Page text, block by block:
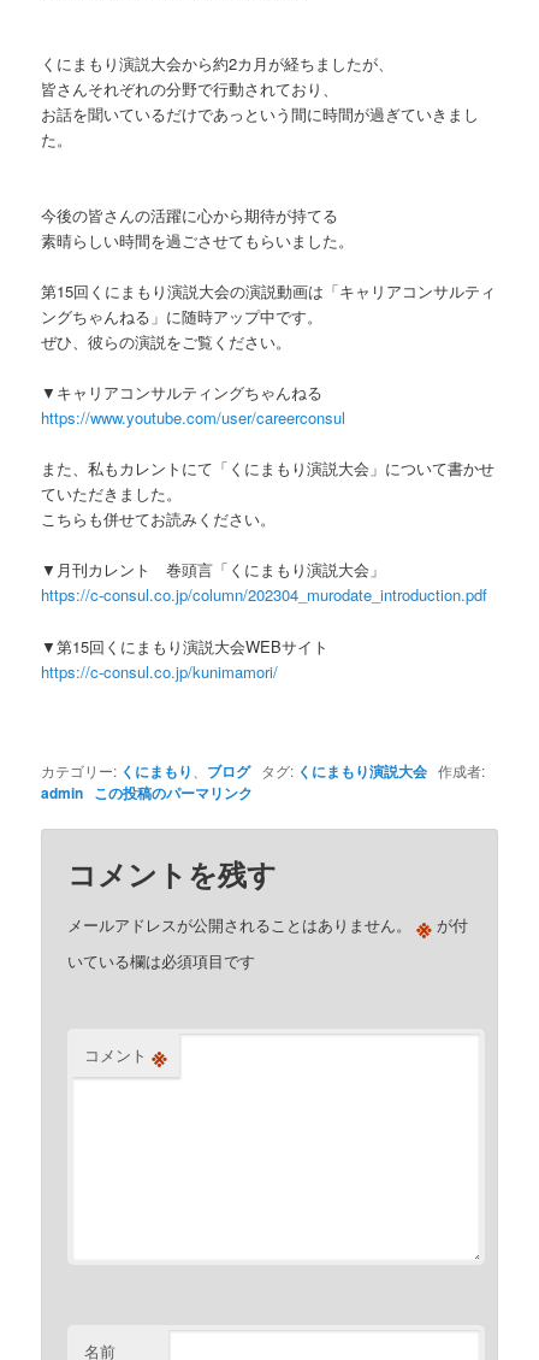
くにまもり演説大会から約2カ月が経ちましたが、
皆さんそれぞれの分野で行動されており、
お話を聞いているだけであっという間に時間が過ぎていきまし
た。
今後の皆さんの活躍に心から期待が持てる
素晴らしい時間を過ごさせてもらいました。
第15回くにまもり演説大会の演説動画は「キャリアコンサルティ
ングちゃんねる」に随時アップ中です。
ぜひ、彼らの演説をご覧ください。
▼キャリアコンサルティングちゃんねる
https://www.youtube.com/user/careerconsul
また、私もカレントにて「くにまもり演説大会」について書かせ
ていただきました。
こちらも併せてお読みください。
▼月刊カレント 巻頭言「くにまもり演説大会」
https://c-consul.co.jp/column/202304_murodate_introduction.pdf
▼第15回くにまもり演説大会WEBサイト
https://c-consul.co.jp/kunimamori/
カテゴリー: くにまもり ブログタグ: くにまもり演説大会 作成者:
admin この投稿のパーマリンク
コメントを残す
メールアドレスが公開されることはありません。 ※ が付
いている欄は必須項目です
コメント ※
名前